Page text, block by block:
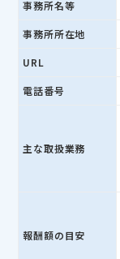
事務所名等
事務所所在地
URL
電話番号
主な取扱業務
報酬額の目安